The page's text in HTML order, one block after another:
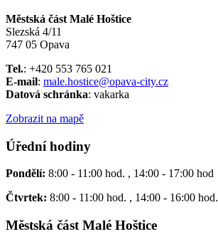
Městská část Malé Hoštice
Slezská 4/11
747 05 Opava
Tel.: +420 553 765 021
E-mail: male.hostice@opava-city.cz
Datová schránka: vakarka
Zobrazit na mapě
Úřední hodiny
Pondělí: 8:00 - 11:00 hod. , 14:00 - 17:00 hod
Čtvrtek: 8:00 - 11:00 hod. , 14:00 - 16:00 hod.
Městská část Malé Hoštice